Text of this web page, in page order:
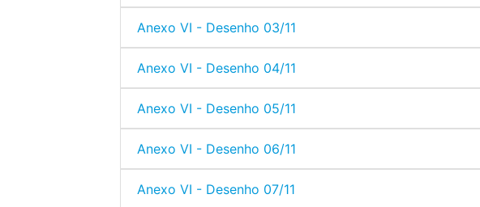
Anexo VI - Desenho 03/11
Anexo VI - Desenho 04/11
Anexo VI - Desenho 05/11
Anexo VI - Desenho 06/11
Anexo VI - Desenho 07/11